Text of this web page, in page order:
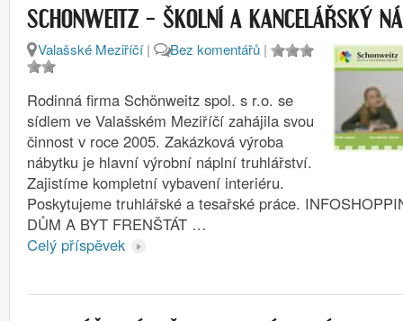
SCHONWEITZ – ŠKOLNÍ A KANCELÁŘSKÝ
Valašské Meziříčí| Bez komentářů |
Rodinná firma Schönweitz spol. s r.o. se
sídlem ve Valašském Meziříčí zahájila svou
činnost v roce 2005. Zakázková výroba
nábytku je hlavní výrobní náplní truhlářství.
Zajistíme kompletní vybavení interiéru.
Poskytujeme truhlářské a tesařské práce.
DŮM A BYT FRENŠTÁT …
Celý příspěvek